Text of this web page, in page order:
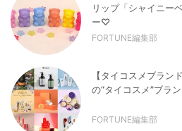
リップ「シャイニー
ー♡
FORTUNE編集部
【タイコスメブラン
の“タイコスメ”ブラ
FORTUNE編集部